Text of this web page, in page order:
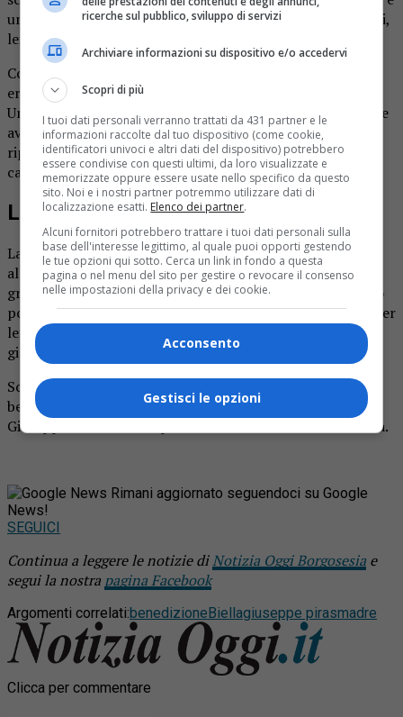
un figlio erano deceduti nel giro di poche ore, lui a 45 anni,
lei a 68.
Come riportano i colleghi di
era stato trovato ormai senza vita nel suo alloggio.
Un’amica che ospitava lo aveva trovato esanime nel letto e
aveva chiamato il 118: inutile ogni tentativo di farlo
riprendere. Il magistrato aveva ordinato l’autopsia per
capire le cause del decesso.
La morte della madre
La madre di lui, Angela Maria Oggianu, era ricoverata
all’ospedale di Ponderano, e la sua situazione era ormai
gravissima. Il caso ha voluto che cessasse di vivere proprio
poche ore dopo che era stato trovato senza vita il figlio. Per
lei nessun mistero, e il funerale era stato celebrato nei
giorni successivi.
Solo mercoledì si è invece potuto dare un’ultima
benedizione e accompagnare al camposanto il figlio
Giuseppe. L’uomo ora riposta nel cimitero urbano di Biella.
Rimani aggiornato seguendoci su Google
News!
SEGUICI
Continua a leggere le notizie diNotizia Oggi Borgosesia e
segui la nostra pagina Facebook
Argomenti correlati:benedizioneBiellagiuseppe pirasmadre
Clicca per commentare
ricerche sul pubblico, sviluppo di servizi
Archiviare informazioni su dispositivo e/o accedervi
Scopri di più
I tuoi dati personali verranno trattati da 431 partner e le
informazioni raccolte dal tuo dispositivo (come cookie,
identificatori univoci e altri dati del dispositivo) potrebbero
essere condivise con questi ultimi, da loro visualizzate e
memorizzate oppure essere usate nello specifico da questo
sito. Noi e i nostri partner potremmo utilizzare dati di
localizzazione esatti. Elenco dei partner.
Alcuni fornitori potrebbero trattare i tuoi dati personali sulla
base dell'interesse legittimo, al quale puoi opporti gestendo
le tue opzioni qui sotto. Cerca un link in fondo a questa
pagina o nel menu del sito per gestire o revocare il consenso
nelle impostazioni della privacy e dei cookie.
Acconsento
Gestisci le opzioni